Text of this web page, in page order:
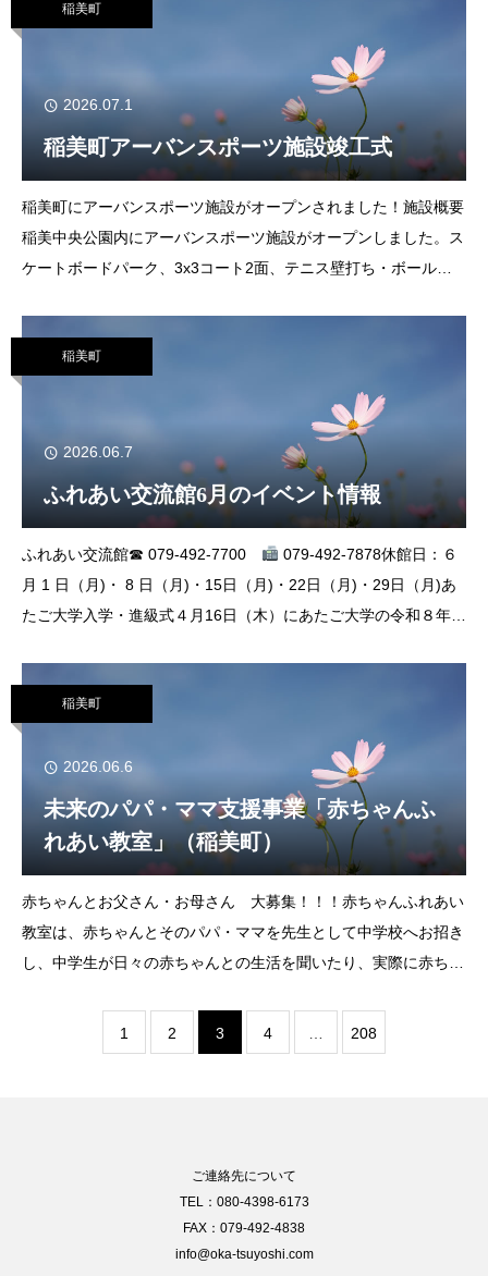
稲美町
2026.07.1
稲美町アーバンスポーツ施設竣工式
稲美町にアーバンスポーツ施設がオープンされました！施設概要
稲美中央公園内にアーバンスポーツ施設がオープンしました。ス
ケートボードパーク、3x3コート2面、テニス壁打ち・ボール遊
稲美町
2026.06.7
ふれあい交流館6月のイベント情報
ふれあい交流館☎ 079-492-7700
079-492-7878休館日：６
月 1 日（月)・ 8 日（月)・15日（月)・22日（月)・29日（月)あ
たご大学入学・進級式４月16日（木）にあたご大学の令和８年度
稲美町
2026.06.6
未来のパパ・ママ支援事業「赤ちゃんふ
れあい教室」（稲美町）
赤ちゃんとお父さん・お母さん 大募集！！！赤ちゃんふれあい
教室は、赤ちゃんとそのパパ・ママを先生として中学校へお招き
し、中学生が日々の赤ちゃんとの生活を聞いたり、実際に赤ちゃ
1 2 3 4 208
ご連絡先について
TEL：080-4398-6173
FAX：079-492-4838
info@oka-tsuyoshi.com